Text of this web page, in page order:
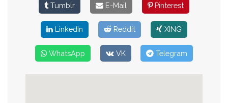
Tumblr E-Mail Pinterest
LinkedIn Reddit XING
WhatsApp VK Telegram